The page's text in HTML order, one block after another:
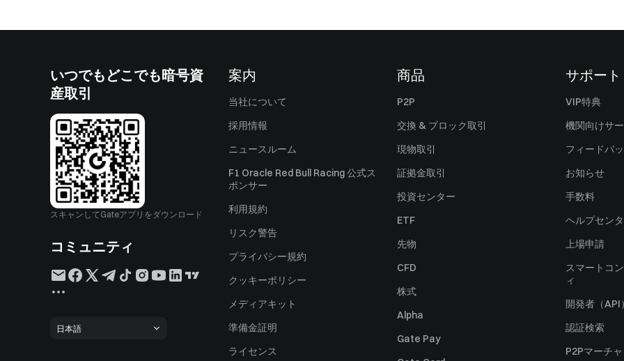
いつでもどこでも暗号資
産取引
スキャンしてGateアプリをダウンロード
コミュニティ
日本語
案内
当社について
採用情報
ニュースルーム
F1 Oracle Red Bull Racing 公式ス
ポンサー
利用規約
リスク警告
プライバシー規約
クッキーポリシー
メディアキット
準備金証明
ライセンス
商品
P2P
交換 & ブロック取引
現物取引
証拠金取引
投資センター
ETF
先物
CFD
株式
Alpha
Gate Pay
サポート
VIP特典
機関向けサ
フィードバ
お知らせ
手数料
ヘルプセン
上場申請
スマートコ
ィ
開発者（API
認証検索
P2Pマーチ